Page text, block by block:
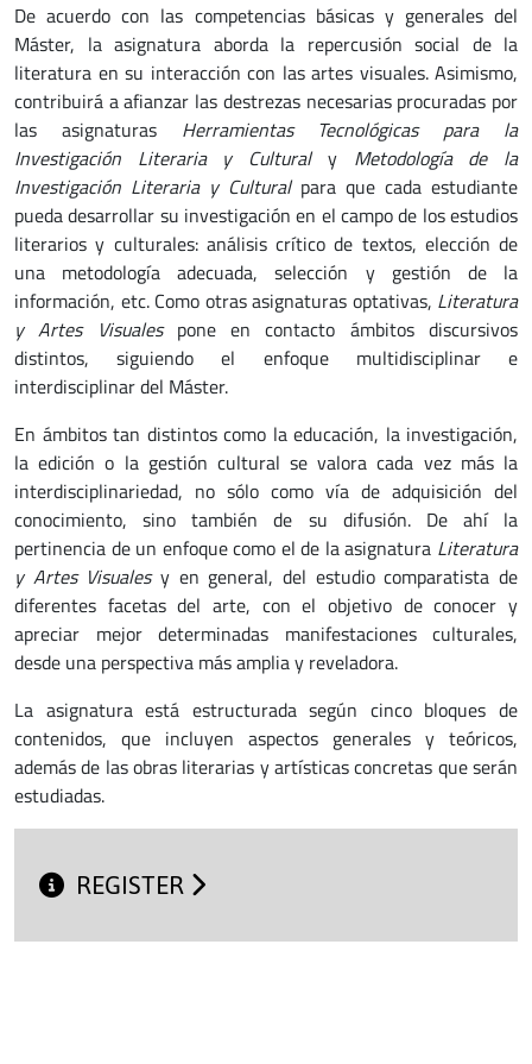
De acuerdo con las competencias básicas y generales del
Máster, la asignatura aborda la repercusión social de la
literatura en su interacción con las artes visuales. Asimismo,
contribuirá a afianzar las destrezas necesarias procuradas por
las asignaturas Herramientas Tecnológicas para la
Investigación Literaria y Culturaly Metodología de la
Investigación Literaria y Culturalpara que cada estudiante
pueda desarrollar su investigación en el campo de los estudios
literarios y culturales: análisis crítico de textos, elección de
una metodología adecuada, selección y gestión de la
información, etc. Como otras asignaturas optativas, Literatura
y Artes Visualespone en contacto ámbitos discursivos
distintos, siguiendo el enfoque multidisciplinar e
interdisciplinar del Máster.
En ámbitos tan distintos como la educación, la investigación,
la edición o la gestión cultural se valora cada vez más la
interdisciplinariedad, no sólo como vía de adquisición del
conocimiento, sino también de su difusión. De ahí la
pertinencia de un enfoque como el de la asignatura Literatura
y Artes Visualesy en general, del estudio comparatista de
diferentes facetas del arte, con el objetivo de conocer y
apreciar mejor determinadas manifestaciones culturales,
desde una perspectiva más amplia y reveladora.
La asignatura está estructurada según cinco bloques de
contenidos, que incluyen aspectos generales y teóricos,
además de las obras literarias y artísticas concretas que serán
estudiadas.
REGISTER